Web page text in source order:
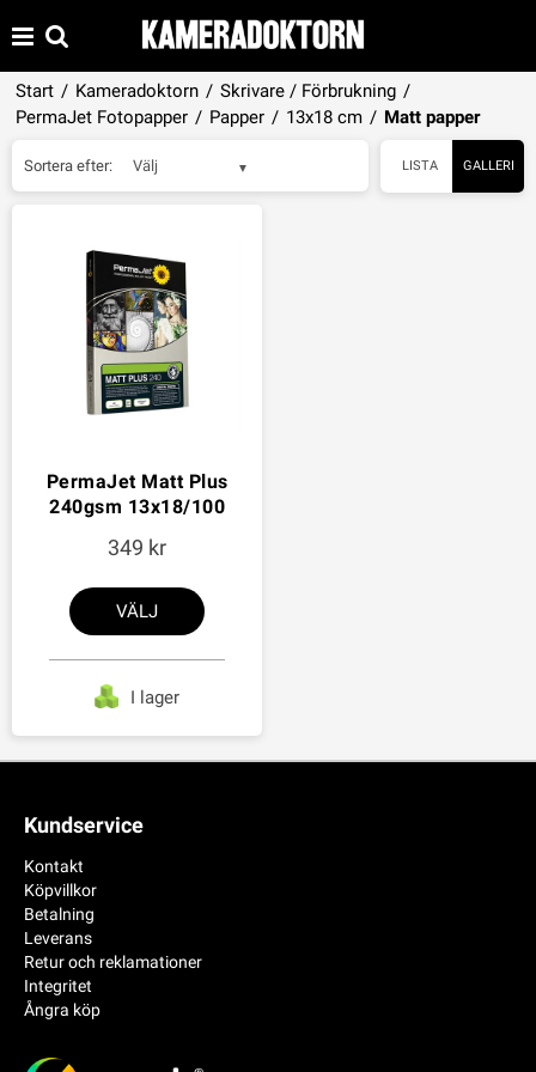
Start / Kameradoktorn / Skrivare / Förbrukning /
PermaJet Fotopapper / Papper / 13x18 cm / Matt papper
LISTA GALLERI
Sortera efter: Välj
PermaJet Matt Plus
240gsm 13x18/100
349
VÄLJ
I lager
Kundservice
Kontakt
Köpvillkor
Betalning
Leverans
Retur och reklamationer
Integritet
Ångra köp